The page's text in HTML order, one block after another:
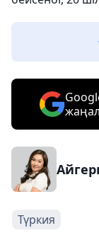
Түркия